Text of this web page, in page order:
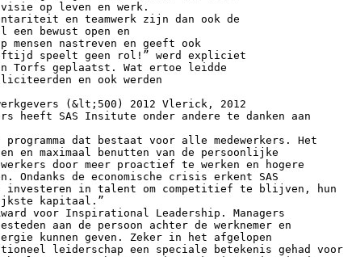
op leven en werk.
en teamwerk zijn dan ook de
bewust open en
mensen nastreven en geeft ook
speelt geen rol!” werd expliciet
Torfs geplaatst. Wat ertoe leidde
en ook werden
(&lt;500) 2012 Vlerick, 2012
heeft SAS Insitute onder andere te danken aan
dat bestaat voor alle medewerkers. Het
en maximaal benutten van de persoonlijke
door meer proactief te werken en hogere
Ondanks de economische crisis erkent SAS
investeren in talent om competitief te blijven, hun
kapitaal.”
voor Inspirational Leadership. Managers
aan de persoon achter de werknemer en
kunnen geven. Zeker in het afgelopen
leiderschap een speciale betekenis gehad voor